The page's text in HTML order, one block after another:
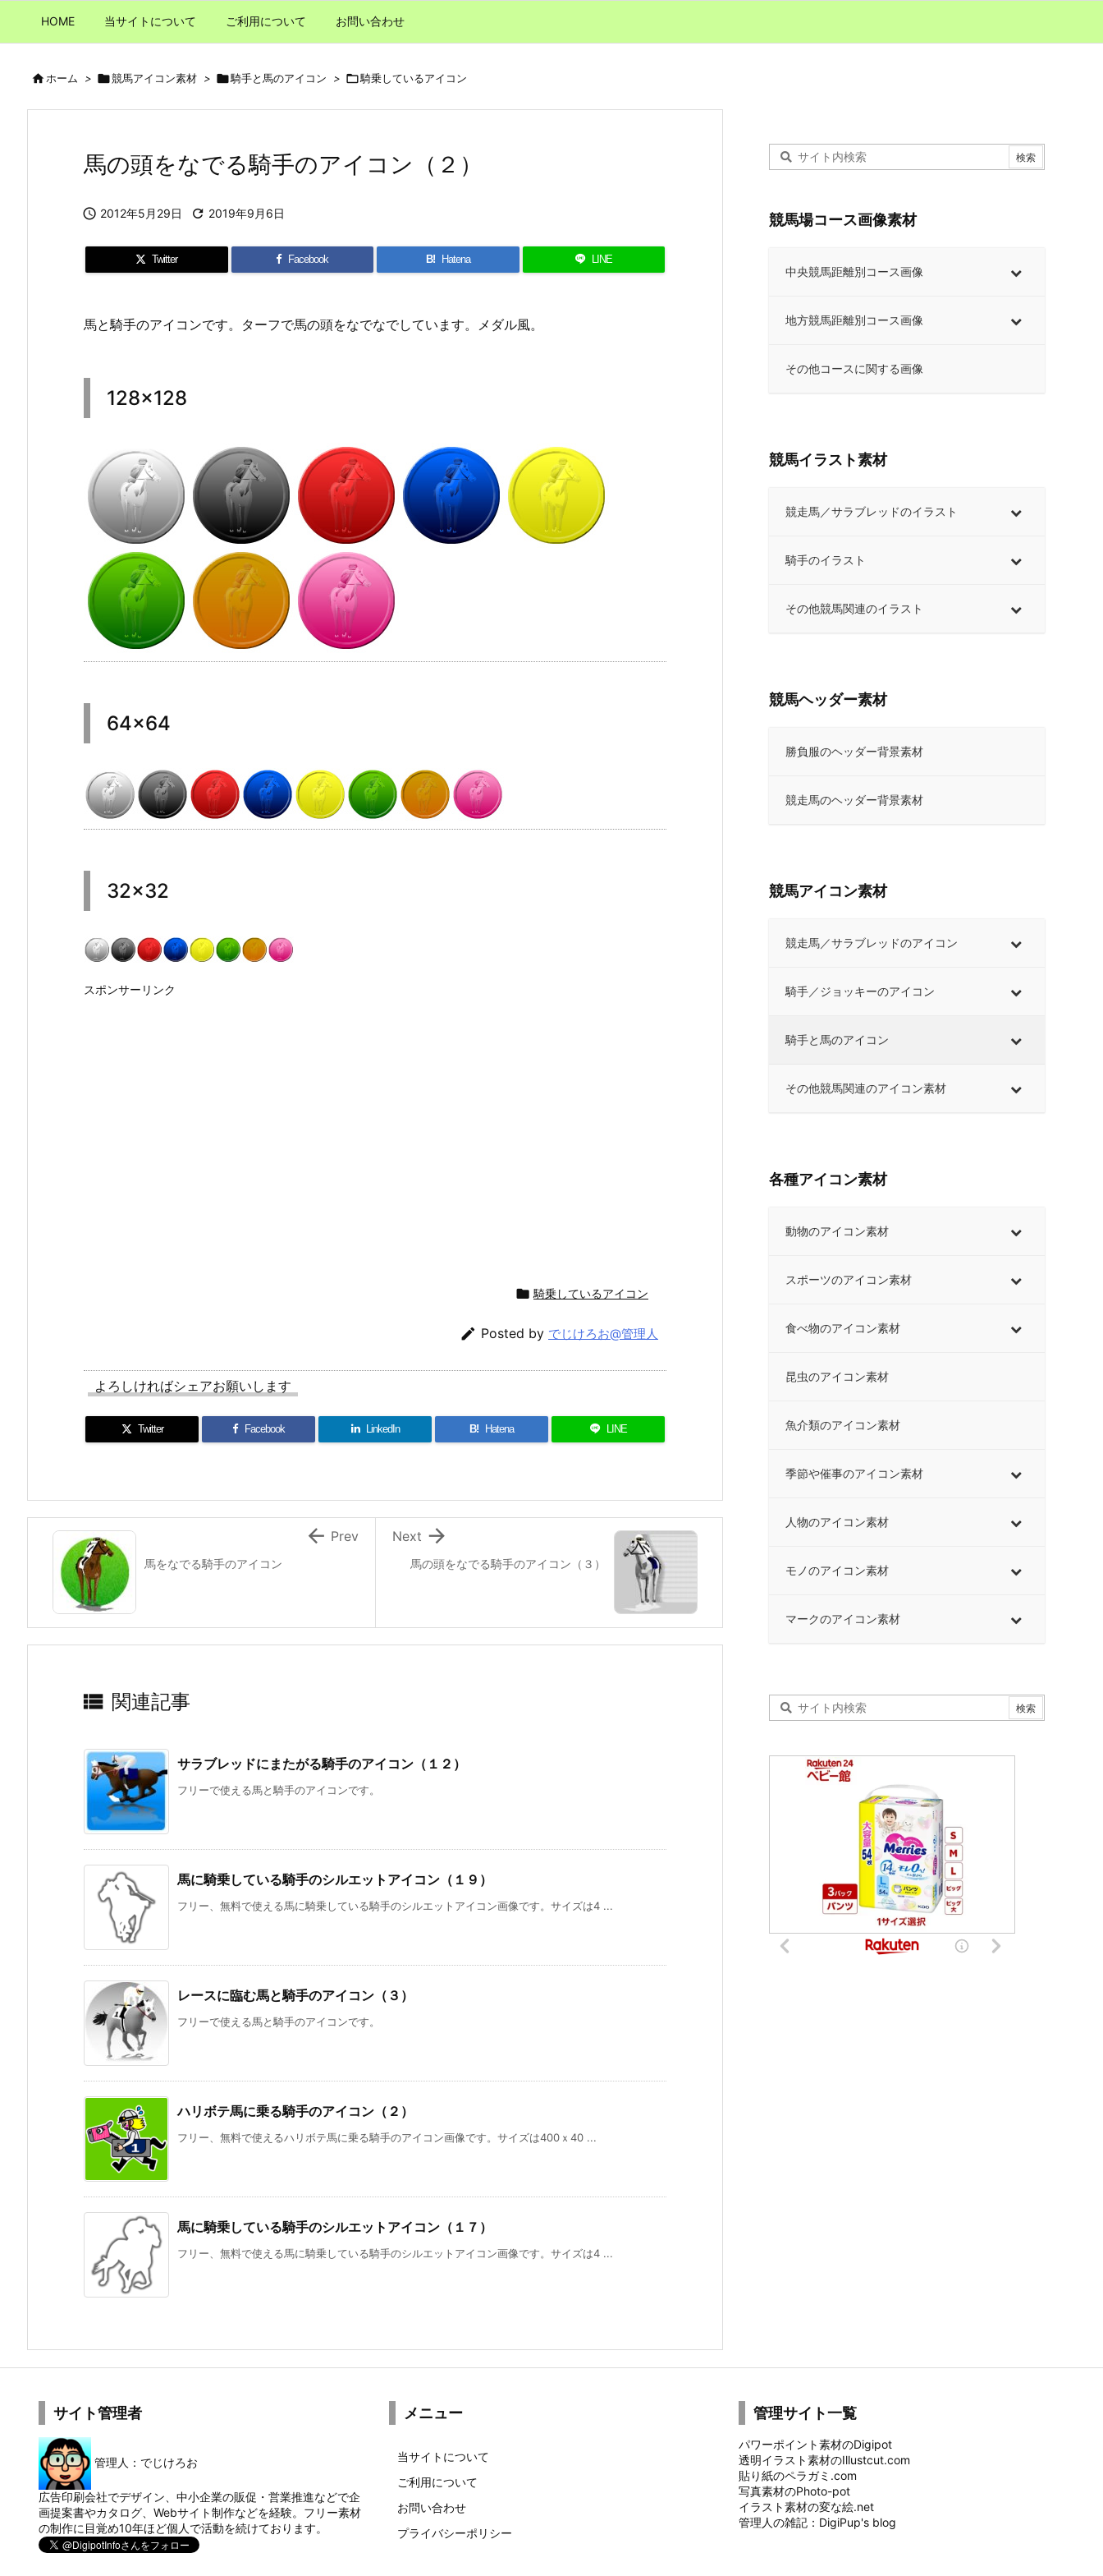
HOME 当サイトについて ご利用について お問い合わせ
ホーム > 競馬アイコン素材 > 騎手と馬のアイコン > 騎乗しているアイコン
馬の頭をなでる騎手のアイコン（２）
 2012年5月29日  2019年9月6日
Twitter Facebook B! Hatena LINE
馬と騎手のアイコンです。ターフで馬の頭をなでなでしています。メダル風。
128×128
64×64
32×32
スポンサーリンク
 騎乗しているアイコン
 Posted by でじけろお@管理人
よろしければシェアお願いします
Twitter Facebook LinkedIn B! Hatena LINE
馬の頭をなでる騎手のアイコン（３）

Next
馬をなでる騎手のアイコン
 Prev
 関連記事
サラブレッドにまたがる騎手のアイコン（１２）
フリーで使える馬と騎手のアイコンです。
馬に騎乗している騎手のシルエットアイコン（１９）
フリー、無料で使える馬に騎乗している騎手のシルエットアイコン画像です。サイズは4 ...
レースに臨む馬と騎手のアイコン（３）
フリーで使える馬と騎手のアイコンです。
ハリボテ馬に乗る騎手のアイコン（２）
フリー、無料で使えるハリボテ馬に乗る騎手のアイコン画像です。サイズは400ｘ40 ...
馬に騎乗している騎手のシルエットアイコン（１７）
フリー、無料で使える馬に騎乗している騎手のシルエットアイコン画像です。サイズは4 ...
競馬場コース画像素材
中央競馬距離別コース画像
地方競馬距離別コース画像
その他コースに関する画像
競馬イラスト素材
競走馬／サラブレッドのイラスト
騎手のイラスト
その他競馬関連のイラスト
競馬ヘッダー素材
勝負服のヘッダー背景素材
競走馬のヘッダー背景素材
競馬アイコン素材
競走馬／サラブレッドのアイコン
騎手／ジョッキーのアイコン
騎手と馬のアイコン
その他競馬関連のアイコン素材
各種アイコン素材
動物のアイコン素材
スポーツのアイコン素材
食べ物のアイコン素材
昆虫のアイコン素材
魚介類のアイコン素材
季節や催事のアイコン素材
人物のアイコン素材
モノのアイコン素材
マークのアイコン素材
サイト管理者
管理人：でじけろお
広告印刷会社でデザイン、中小企業の販促・営業推進などで企
画提案書やカタログ、Webサイト制作などを経験。フリー素材
の制作に目覚め10年ほど個人で活動を続けております。
メニュー
当サイトについて
ご利用について
お問い合わせ
プライバシーポリシー
管理サイト一覧
パワーポイント素材のDigipot
透明イラスト素材のIllustcut.com
貼り紙のペラガミ.com
写真素材のPhoto-pot
イラスト素材の変な絵.net
管理人の雑記：DigiPup's blog